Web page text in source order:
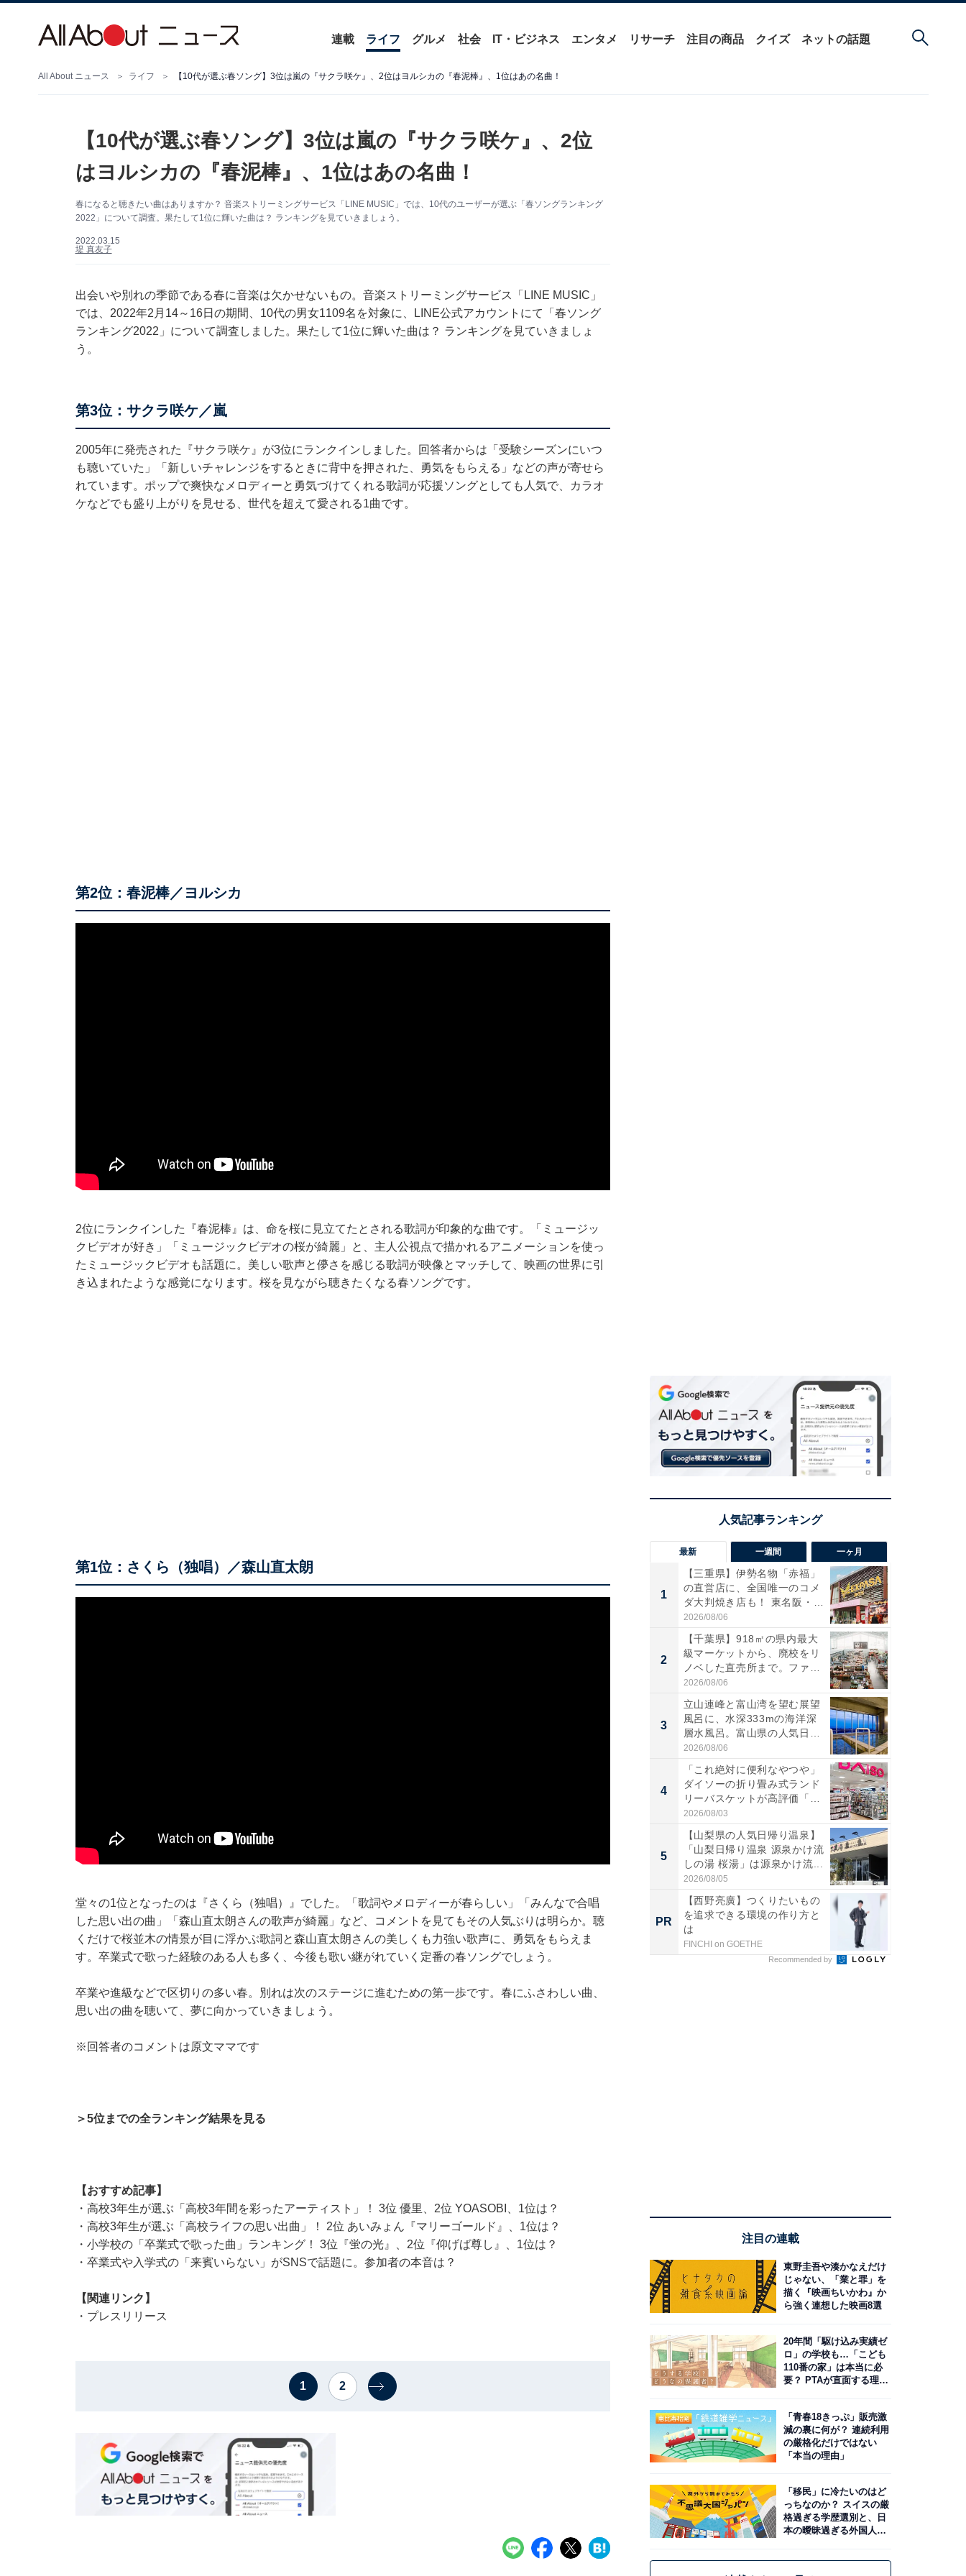
連載 ライフ グルメ 社会 IT・ビジネス エンタメ リサーチ 注目の商品 クイズ ネットの話題
All About ニュース ライフ 【10代が選ぶ春ソング】3位は嵐の『サクラ咲ケ』、2位はヨルシカの『春泥棒』、1位はあの名曲！
【10代が選ぶ春ソング】3位は嵐の『サクラ咲ケ』、2位
はヨルシカの『春泥棒』、1位はあの名曲！
春になると聴きたい曲はありますか？ 音楽ストリーミングサービス「LINE MUSIC」では、10代のユーザーが選ぶ「春ソングランキング
2022」について調査。果たして1位に輝いた曲は？ ランキングを見ていきましょう。
2022.03.15
堤 真友子
出会いや別れの季節である春に音楽は欠かせないもの。音楽ストリーミングサービス「LINE MUSIC」
では、2022年2月14～16日の期間、10代の男女1109名を対象に、LINE公式アカウントにて「春ソング
ランキング2022」について調査しました。果たして1位に輝いた曲は？ ランキングを見ていきましょ
う。
第3位：サクラ咲ケ／嵐
2005年に発売された『サクラ咲ケ』が3位にランクインしました。回答者からは「受験シーズンにいつ
も聴いていた」「新しいチャレンジをするときに背中を押された、勇気をもらえる」などの声が寄せら
れています。ポップで爽快なメロディーと勇気づけてくれる歌詞が応援ソングとしても人気で、カラオ
ケなどでも盛り上がりを見せる、世代を超えて愛される1曲です。
第2位：春泥棒／ヨルシカ
2位にランクインした『春泥棒』は、命を桜に見立てたとされる歌詞が印象的な曲です。「ミュージッ
クビデオが好き」「ミュージックビデオの桜が綺麗」と、主人公視点で描かれるアニメーションを使っ
たミュージックビデオも話題に。美しい歌声と儚さを感じる歌詞が映像とマッチして、映画の世界に引
き込まれたような感覚になります。桜を見ながら聴きたくなる春ソングです。
第1位：さくら（独唱）／森山直太朗
堂々の1位となったのは『さくら（独唱）』でした。「歌詞やメロディーが春らしい」「みんなで合唱
した思い出の曲」「森山直太朗さんの歌声が綺麗」など、コメントを見てもその人気ぶりは明らか。聴
くだけで桜並木の情景が目に浮かぶ歌詞と森山直太朗さんの美しくも力強い歌声に、勇気をもらえま
す。卒業式で歌った経験のある人も多く、今後も歌い継がれていく定番の春ソングでしょう。
卒業や進級などで区切りの多い春。別れは次のステージに進むための第一歩です。春にふさわしい曲、
思い出の曲を聴いて、夢に向かっていきましょう。
※回答者のコメントは原文ママです
＞5位までの全ランキング結果を見る
【おすすめ記事】
・ 高校3年生が選ぶ「高校3年間を彩ったアーティスト」！ 3位 優里、2位 YOASOBI、1位は？
・ 高校3年生が選ぶ「高校ライフの思い出曲」！ 2位 あいみょん『マリーゴールド』、1位は？
・ 小学校の「卒業式で歌った曲」ランキング！ 3位『蛍の光』、2位『仰げば尊し』、1位は？
・ 卒業式や入学式の「来賓いらない」がSNSで話題に。参加者の本音は？
【関連リンク】
・ プレスリリース
1 2
最新 一週間 一ヶ月
1
【三重県】伊勢名物「赤福」
の直営店に、全国唯一のコメ
ダ大判焼き店も！ 東名阪・
伊...
2026/08/06
2
【千葉県】918㎡の県内最大
級マーケットから、廃校をリ
ノベした直売所まで。ファ
ー...
2026/08/06
3
立山連峰と富山湾を望む展望
風呂に、水深333mの海洋深
層水風呂。富山県の人気日
帰...
2026/08/06
4
「これ絶対に便利なやつや」
ダイソーの折り畳み式ランド
リーバスケットが高評価「使
わ...
2026/08/03
5
【山梨県の人気日帰り温泉】
「山梨日帰り温泉 源泉かけ流
しの湯 桜湯」は源泉かけ流...
2026/08/05
PR
【西野亮廣】つくりたいもの
を追求できる環境の作り方と
は
FINCHI on GOETHE
Recommended by
注目の連載
東野圭吾や湊かなえだけ
じゃない、「業と罪」を
描く『映画ちいかわ』か
ら強く連想した映画8選
20年間「駆け込み実績ゼ
ロ」の学校も…「こども
110番の家」は本当に必
要？ PTAが直面する理想
「青春18きっぷ」販売激
減の裏に何が？ 連続利用
の厳格化だけではない
「本当の理由」
「移民」に冷たいのはど
っちなのか？ スイスの厳
格過ぎる学歴選別と、日
本の曖昧過ぎる外国人政